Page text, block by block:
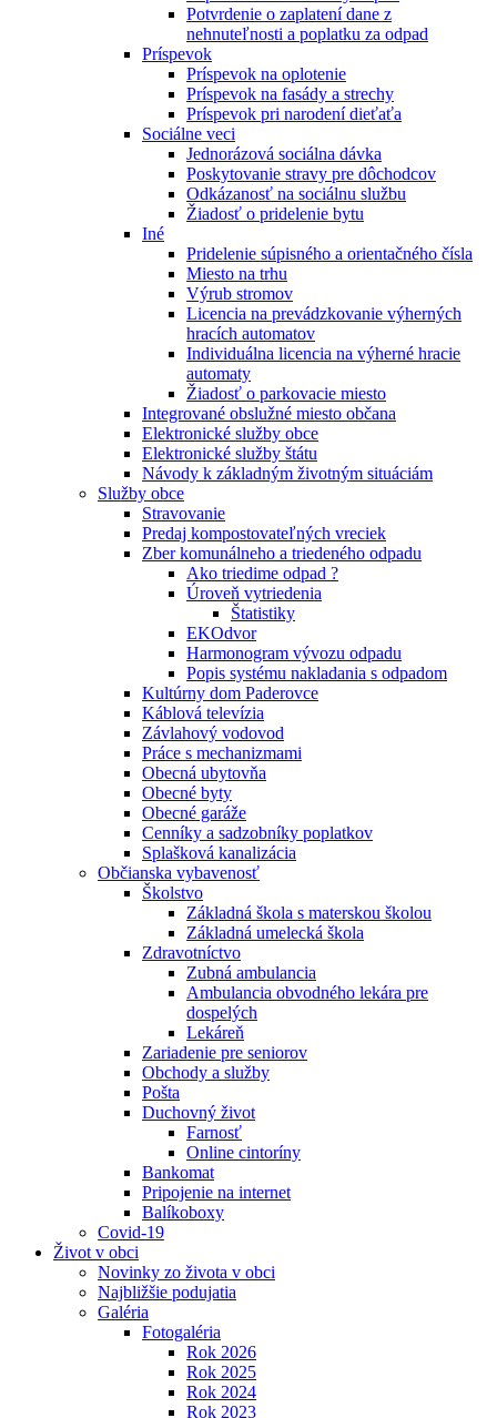
Potvrdenie o zaplatení dane z
nehnuteľnosti a poplatku za odpad
Príspevok
Príspevok na oplotenie
Príspevok na fasády a strechy
Príspevok pri narodení dieťaťa
Sociálne veci
Jednorázová sociálna dávka
Poskytovanie stravy pre dôchodcov
Odkázanosť na sociálnu službu
Žiadosť o pridelenie bytu
Iné
Pridelenie súpisného a orientačného čísla
Miesto na trhu
Výrub stromov
Licencia na prevádzkovanie výherných
hracích automatov
Individuálna licencia na výherné hracie
automaty
Žiadosť o parkovacie miesto
Integrované obslužné miesto občana
Elektronické služby obce
Elektronické služby štátu
Návody k základným životným situáciám
Služby obce
Stravovanie
Predaj kompostovateľných vreciek
Zber komunálneho a triedeného odpadu
Ako triedime odpad ?
Úroveň vytriedenia
Štatistiky
EKOdvor
Harmonogram vývozu odpadu
Popis systému nakladania s odpadom
Kultúrny dom Paderovce
Káblová televízia
Závlahový vodovod
Práce s mechanizmami
Obecná ubytovňa
Obecné byty
Obecné garáže
Cenníky a sadzobníky poplatkov
Splašková kanalizácia
Občianska vybavenosť
Školstvo
Základná škola s materskou školou
Základná umelecká škola
Zdravotníctvo
Zubná ambulancia
Ambulancia obvodného lekára pre
dospelých
Lekáreň
Zariadenie pre seniorov
Obchody a služby
Pošta
Duchovný život
Farnosť
Online cintoríny
Bankomat
Pripojenie na internet
Balíkoboxy
Covid-19
Život v obci
Novinky zo života v obci
Najbližšie podujatia
Galéria
Fotogaléria
Rok 2026
Rok 2025
Rok 2024
Rok 2023